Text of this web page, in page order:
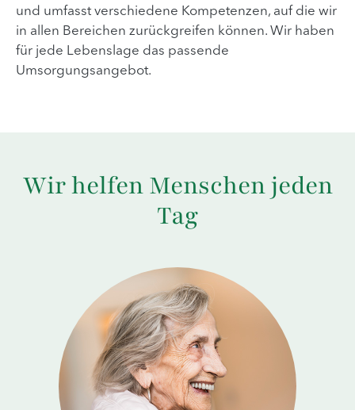
und umfasst verschiedene Kompetenzen, auf die wir
in allen Bereichen zurückgreifen können. Wir haben
für jede Lebenslage das passende
Umsorgungsangebot.
Wir helfen Menschen jeden
Tag